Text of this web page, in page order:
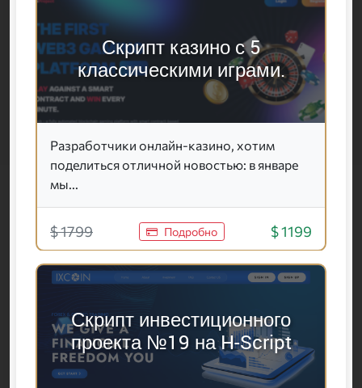
Скрипт казино с 5
классическими играми.
Разработчики онлайн-казино, хотим
поделиться отличной новостью: в январе
мы...
$ 1799 Подробно $ 1199
Скрипт инвестиционного
проекта №19 на H-Script